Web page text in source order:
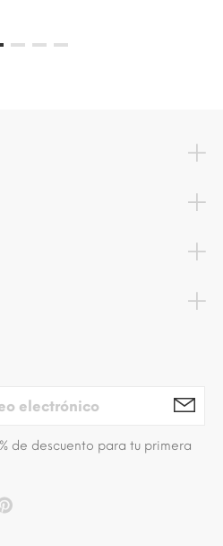
de descuento para tu primera